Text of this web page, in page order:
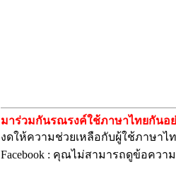
มาร่วมกันรณรงค์ใช้ภาษาไทยกันอ
งดให้ความช่วยเหลือกับผู้ใช้ภาษาไ
Facebook : คุณไม่สามารถดูข้อควา